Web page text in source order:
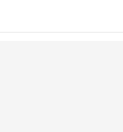
ACTUALIDAD